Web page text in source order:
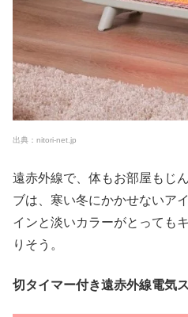
出典：nitori-net.jp
遠赤外線で、体もお部屋もじ
ブは、寒い冬にかかせないア
インと淡いカラーがとっても
りそう。
切タイマー付き遠赤外線電気